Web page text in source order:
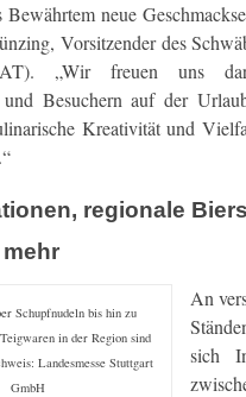
neue
Vorsitzender des
„Wir freuen uns
und Besuchern auf der
Kreativität und
regionale
Schupfnudeln bis hin zu
in der Region sind
Landesmesse Stuttgart
GmbH
An
sich